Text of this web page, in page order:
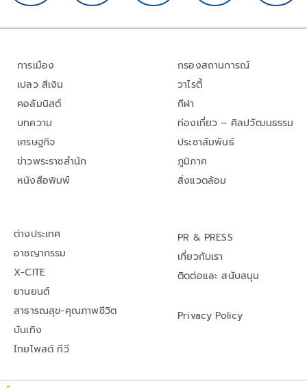
การเมือง
เปลว สีเงิน
คอลัมนิสต์
บทความ
เศรษฐกิจ
ข่าวพระราชสำนัก
หนังสือพิมพ์
กรองสถานการณ์
วาไรตี้
กีฬา
ท่องเที่ยว – ศิลปวัฒนธรรม
ประชาสัมพันธ์
ภูมิภาค
สิ่งแวดล้อม
ต่างประเทศ
อาชญากรรม
X-CITE
ยานยนต์
สาธารณสุข-คุณภาพชีวิต
บันเทิง
ไทยโพสต์ ทีวี
PR & PRESS
เกี่ยวกับเรา
ติดต่อและ สนับสนุน
Privacy Policy